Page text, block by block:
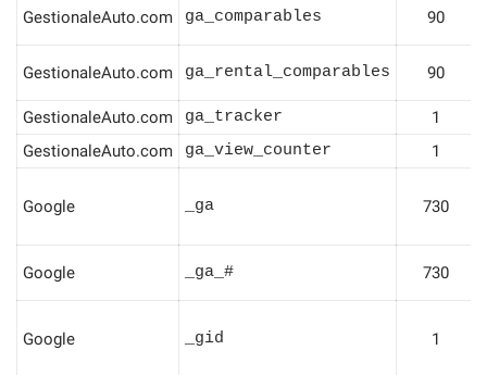
GestionaleAuto.com ga_comparables 90
GestionaleAuto.com ga_rental_comparables 90
GestionaleAuto.com
ga_tracker 1
GestionaleAuto.com
ga_view_counter 1
Google _ga 730
Google _ga_# 730
Google _gid 1